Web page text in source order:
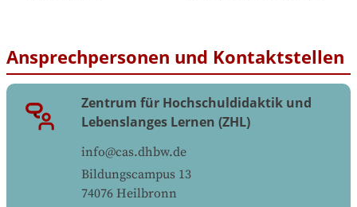
Ansprechpersonen und Kontaktstellen
Zentrum für Hochschuldidaktik und
Lebenslanges Lernen (ZHL)
info@cas.dhbw.de
Bildungscampus 13
74076 Heilbronn